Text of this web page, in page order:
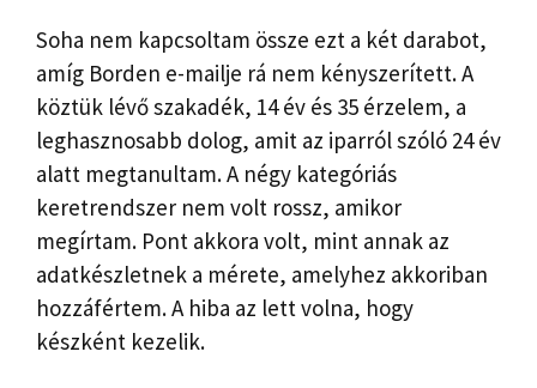
Soha nem kapcsoltam össze ezt a két darabot,
amíg Borden e-mailje rá nem kényszerített. A
köztük lévő szakadék, 14 év és 35 érzelem, a
leghasznosabb dolog, amit az iparról szóló 24 év
alatt megtanultam. A négy kategóriás
keretrendszer nem volt rossz, amikor
megírtam. Pont akkora volt, mint annak az
adatkészletnek a mérete, amelyhez akkoriban
hozzáfértem. A hiba az lett volna, hogy
készként kezelik.